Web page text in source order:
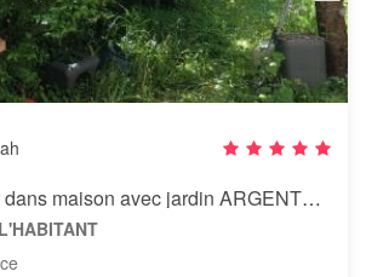
Chambre à louer dans maison avec jardin ARGENTEUIL